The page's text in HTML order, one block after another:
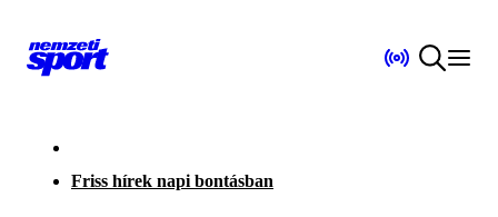
Friss hírek napi bontásban